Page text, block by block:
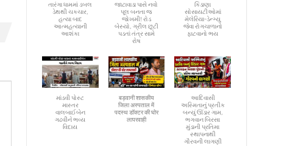
તારંગા ધામમાં ડબલ
ડેથથી ચકચાર,
હત્યા બાદ
આત્મહત્યાની
આશંકા
જાટાવાડા પાસે નવો
પૂલ બનતા જ
જોખમી! રોડ
બેસ્યો, ગ્રીલ છૂટી
પડતાં તંત્ર સામે
રોષ
કિડાણા
સોસાયટીઓમાં
મેલેરિયા-ડેન્ગ્યુ
જેવા રોગચાળાનો
ફાટવાનો ભય
માંડવી પોસ્ટ
માસ્તર
વાલબાઈબેન
ગઢવીને ભવ્ય
વિદાય
बड़वानी शासकीय
जिला अस्पताल में
पदस्थ डॉक्टर की घोर
लापरवाही
આદિવાસી
અસ્મિતાનું પ્રતીક
બન્યું ઊંડાર ગામ,
ભગવાન બિરસા
મુંડાની પ્રતિમા
સ્થાપનાથી
ગૌરવની લાગણી